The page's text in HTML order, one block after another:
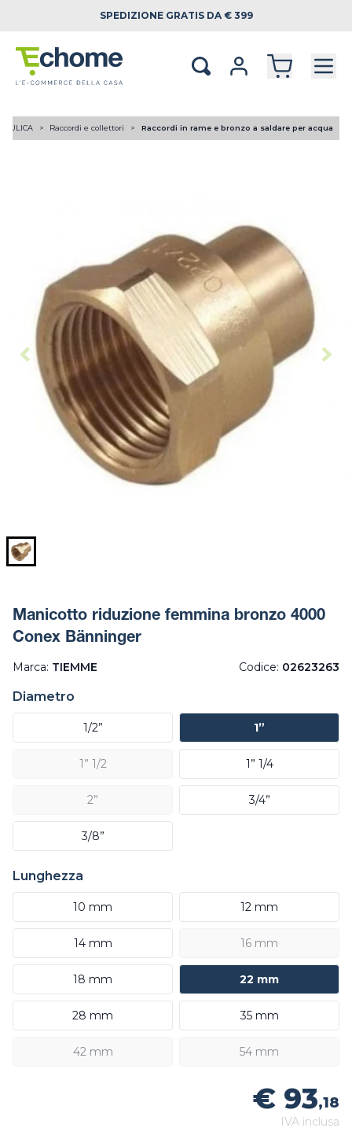
SPEDIZIONE GRATIS DA € 399
Raccordi e collettori Raccordi in rame e bronzo a saldare per acqua
Manicotto riduzione femmina bronzo 4000
Conex Bänninger
Marca: TIEMME Codice: 02623263
Diametro
1/2” 1”
1” 1/2 1” 1/4
2” 3/4”
3/8”
Lunghezza
10 mm 12 mm
14 mm 16 mm
18 mm 22 mm
28 mm 35 mm
42 mm 54 mm
€ 93,18
IVA inclusa